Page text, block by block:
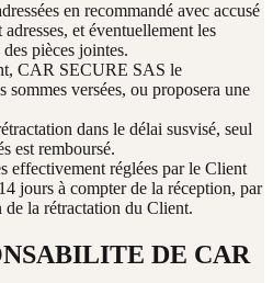
en recommandé avec accusé
et éventuellement les
pièces jointes.
CAR SECURE SAS le
sommes versées, ou proposera une
dans le délai susvisé, seul
est remboursé.
effectivement réglées par le Client
jours à compter de la réception, par
la rétractation du Client.
DE CAR